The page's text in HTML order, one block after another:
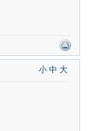
小 中 大